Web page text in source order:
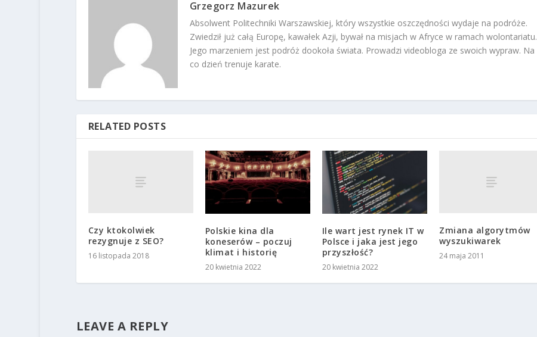
Grzegorz Mazurek
Absolwent Politechniki Warszawskiej, który wszystkie oszczędności wydaje na podróże.
Zwiedził już całą Europę, kawałek Azji, bywał na misjach w Afryce w ramach wolontariatu.
Jego marzeniem jest podróż dookoła świata. Prowadzi videobloga ze swoich wypraw. Na
co dzień trenuje karate.
RELATED POSTS
Czy ktokolwiek
rezygnuje z SEO?
16 listopada 2018
Polskie kina dla
koneserów – poczuj
klimat i historię
20 kwietnia 2022
Ile wart jest rynek IT w
Polsce i jaka jest jego
przyszłość?
20 kwietnia 2022
Zmiana algorytmów
wyszukiwarek
24 maja 2011
LEAVE A REPLY